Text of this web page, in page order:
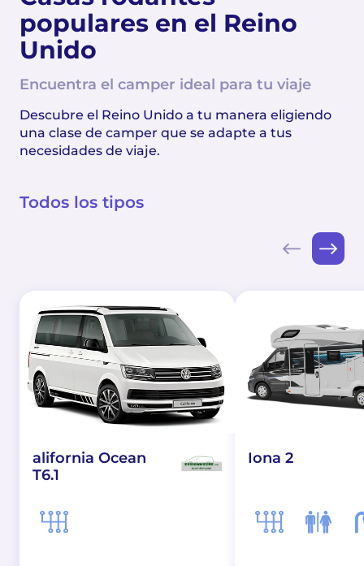
populares en el Reino
Unido
Encuentra el camper ideal para tu viaje
Descubre el Reino Unido a tu manera eligiendo
una clase de camper que se adapte a tus
necesidades de viaje.
Todos los tipos
alifornia Ocean
T6.1
Iona 2